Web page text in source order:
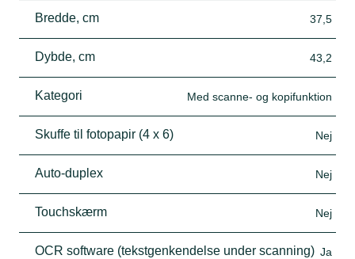
Bredde, cm 37,5
Dybde, cm 43,2
Kategori Med scanne- og kopifunktion
Skuffe til fotopapir (4 x 6) Nej
Auto-duplex Nej
Touchskærm Nej
OCR software (tekstgenkendelse under scanning) Ja